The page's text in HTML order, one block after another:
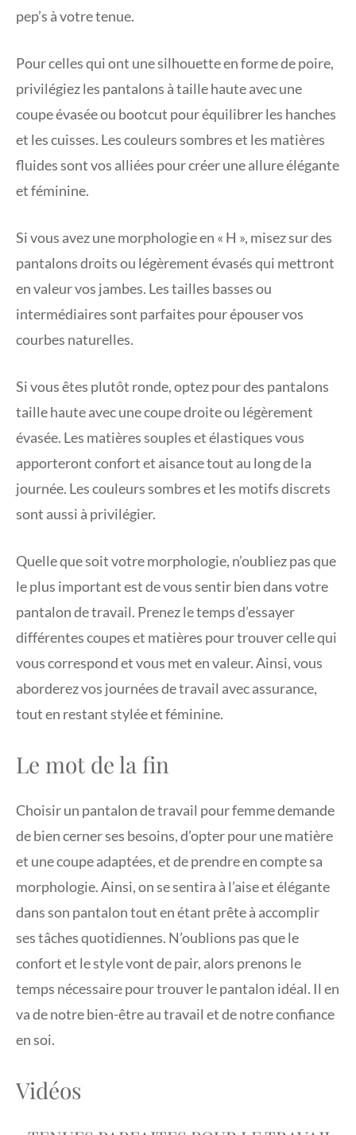
pep’s à votre tenue.
Pour celles qui ont une silhouette en forme de poire,
privilégiez les pantalons à taille haute avec une
coupe évasée ou bootcut pour équilibrer les hanches
et les cuisses. Les couleurs sombres et les matières
fluides sont vos alliées pour créer une allure élégante
et féminine.
Si vous avez une morphologie en « H », misez sur des
pantalons droits ou légèrement évasés qui mettront
en valeur vos jambes. Les tailles basses ou
intermédiaires sont parfaites pour épouser vos
courbes naturelles.
Si vous êtes plutôt ronde, optez pour des pantalons
taille haute avec une coupe droite ou légèrement
évasée. Les matières souples et élastiques vous
apporteront confort et aisance tout au long de la
journée. Les couleurs sombres et les motifs discrets
sont aussi à privilégier.
Quelle que soit votre morphologie, n’oubliez pas que
le plus important est de vous sentir bien dans votre
pantalon de travail. Prenez le temps d’essayer
différentes coupes et matières pour trouver celle qui
vous correspond et vous met en valeur. Ainsi, vous
aborderez vos journées de travail avec assurance,
tout en restant stylée et féminine.
Le mot de la fin
Choisir un pantalon de travail pour femme demande
de bien cerner ses besoins, d’opter pour une matière
et une coupe adaptées, et de prendre en compte sa
morphologie. Ainsi, on se sentira à l’aise et élégante
dans son pantalon tout en étant prête à accomplir
ses tâches quotidiennes. N’oublions pas que le
confort et le style vont de pair, alors prenons le
temps nécessaire pour trouver le pantalon idéal. Il en
va de notre bien-être au travail et de notre confiance
en soi.
Vidéos